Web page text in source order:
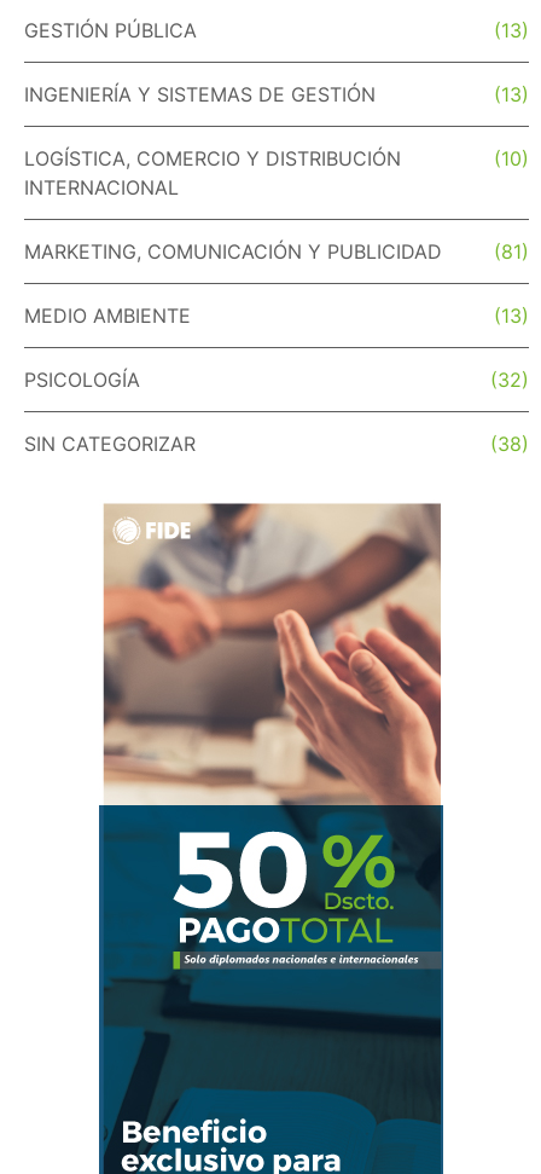
GESTIÓN PÚBLICA (13)
INGENIERÍA Y SISTEMAS DE GESTIÓN (13)
LOGÍSTICA, COMERCIO Y DISTRIBUCIÓN
INTERNACIONAL
(10)
MARKETING, COMUNICACIÓN Y PUBLICIDAD (81)
MEDIO AMBIENTE (13)
PSICOLOGÍA (32)
SIN CATEGORIZAR (38)